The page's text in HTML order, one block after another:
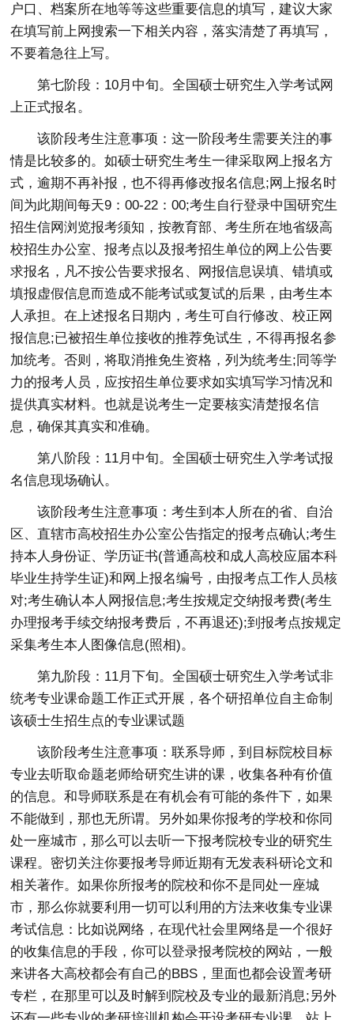
户口、档案所在地等等这些重要信息的填写，建议大家
在填写前上网搜索一下相关内容，落实清楚了再填写，
不要着急往上写。
第七阶段：10月中旬。全国硕士研究生入学考试网
上正式报名。
该阶段考生注意事项：这一阶段考生需要关注的事
情是比较多的。如硕士研究生考生一律采取网上报名方
式，逾期不再补报，也不得再修改报名信息;网上报名时
间为此期间每天9：00-22：00;考生自行登录中国研究生
招生信网浏览报考须知，按教育部、考生所在地省级高
校招生办公室、报考点以及报考招生单位的网上公告要
求报名，凡不按公告要求报名、网报信息误填、错填或
填报虚假信息而造成不能考试或复试的后果，由考生本
人承担。在上述报名日期内，考生可自行修改、校正网
报信息;已被招生单位接收的推荐免试生，不得再报名参
加统考。否则，将取消推免生资格，列为统考生;同等学
力的报考人员，应按招生单位要求如实填写学习情况和
提供真实材料。也就是说考生一定要核实清楚报名信
息，确保其真实和准确。
第八阶段：11月中旬。全国硕士研究生入学考试报
名信息现场确认。
该阶段考生注意事项：考生到本人所在的省、自治
区、直辖市高校招生办公室公告指定的报考点确认;考生
持本人身份证、学历证书(普通高校和成人高校应届本科
毕业生持学生证)和网上报名编号，由报考点工作人员核
对;考生确认本人网报信息;考生按规定交纳报考费(考生
办理报考手续交纳报考费后，不再退还);到报考点按规定
采集考生本人图像信息(照相)。
第九阶段：11月下旬。全国硕士研究生入学考试非
统考专业课命题工作正式开展，各个研招单位自主命制
该硕士生招生点的专业课试题
该阶段考生注意事项：联系导师，到目标院校目标
专业去听取命题老师给研究生讲的课，收集各种有价值
的信息。和导师联系是在有机会有可能的条件下，如果
不能做到，那也无所谓。另外如果你报考的学校和你同
处一座城市，那么可以去听一下报考院校专业的研究生
课程。密切关注你要报考导师近期有无发表科研论文和
相关著作。如果你所报考的院校和你不是同处一座城
市，那么你就要利用一切可以利用的方法来收集专业课
考试信息：比如说网络，在现代社会里网络是一个很好
的收集信息的手段，你可以登录报考院校的网站，一般
来讲各大高校都会有自己的BBS，里面也都会设置考研
专栏，在那里可以及时解到院校及专业的最新消息;另外